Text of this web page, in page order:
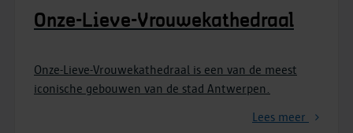
Onze-Lieve-Vrouwekathedraal
Onze-Lieve-Vrouwekathedraal is een van de meest
iconische gebouwen van de stad Antwerpen.
Lees meer